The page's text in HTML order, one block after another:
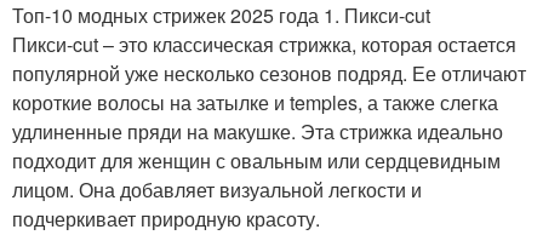
Топ-10 модных стрижек 2025 года 1. Пикси-cut
Пикси-cut – это классическая стрижка, которая остается
популярной уже несколько сезонов подряд. Ее отличают
короткие волосы на затылке и temples, а также слегка
удлиненные пряди на макушке. Эта стрижка идеально
подходит для женщин с овальным или сердцевидным
лицом. Она добавляет визуальной легкости и
подчеркивает природную красоту.